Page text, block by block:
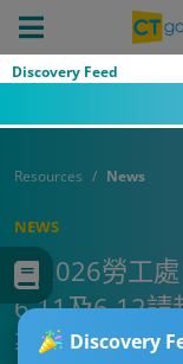
Discovery Feed
Discovery
Resources News
NEWS
【2026勞工處
6.11及6.12請
著名公司請人